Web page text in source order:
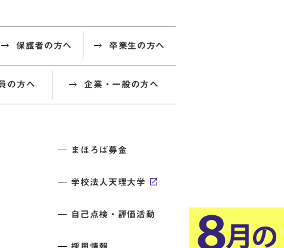
保護者の方へ 卒業生の方へ
の方へ 企業・一般の方へ
まほろば募金
学校法人天理大学
自己点検・評価活動